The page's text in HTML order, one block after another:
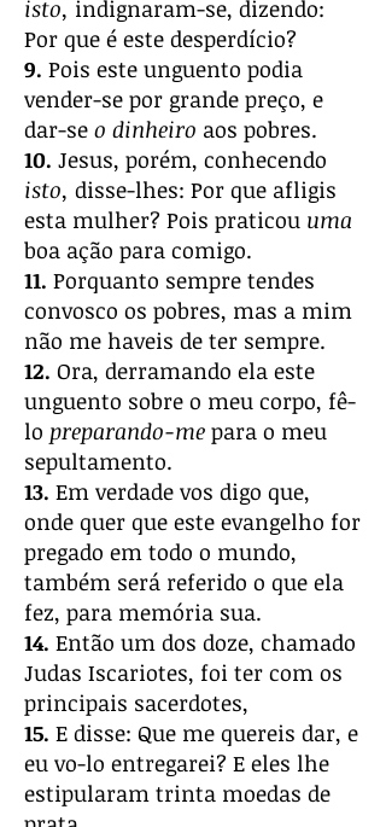
isto, indignaram-se, dizendo:
Por que é este desperdício?
9. Pois este unguento podia
vender-se por grande preço, e
dar-se o dinheiro aos pobres.
10. Jesus, porém, conhecendo
isto, disse-lhes: Por que afligis
esta mulher? Pois praticou uma
boa ação para comigo.
11. Porquanto sempre tendes
convosco os pobres, mas a mim
não me haveis de ter sempre.
12. Ora, derramando ela este
unguento sobre o meu corpo, fê-
lo preparando-me para o meu
sepultamento.
13. Em verdade vos digo que,
onde quer que este evangelho for
pregado em todo o mundo,
também será referido o que ela
fez, para memória sua.
14. Então um dos doze, chamado
Judas Iscariotes, foi ter com os
principais sacerdotes,
15. E disse: Que me quereis dar, e
eu vo-lo entregarei? E eles lhe
estipularam trinta moedas de